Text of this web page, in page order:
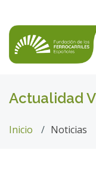
Actualidad
Inicio Noticias